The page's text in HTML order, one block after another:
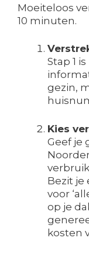
Moeiteloos
10 minuten.
Stap 1
gezin,
Kies
Geef je
Bezit je
voor
op je
kosten